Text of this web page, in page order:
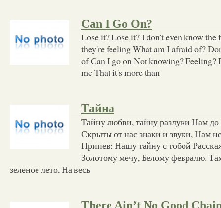
Can I Go On?
Lose it? Lose it? I don't even know
they're feeling What am I afraid of?
of Can I go on Not knowing? Feeling?
me That it's more than
Тайна
Тайну любви, тайну разлуки Нам до
Скрыты от нас знаки и звуки, Нам
Припев: Нашу тайну с тобой
Золотому мечу, Белому февралю.
зеленое лето, На весь
There Ain’t No Good